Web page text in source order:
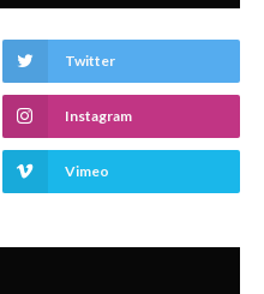
Twitter
Instagram
Vimeo